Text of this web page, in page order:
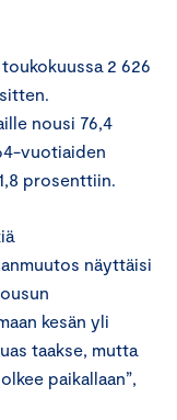
2 626
nousi 76,4
vuotiaiden
prosenttiin.
näyttäisi
kesän yli
taakse, mutta
paikallaan”,